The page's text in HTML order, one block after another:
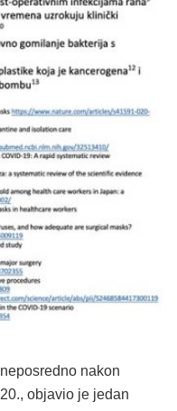
nakon
objavio je jedan